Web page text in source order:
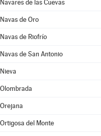
Navares de las Cuevas
Navas de Oro
Navas de Riofrío
Navas de San Antonio
Nieva
Olombrada
Orejana
Ortigosa del Monte